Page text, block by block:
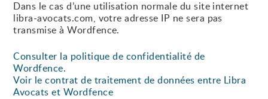
Dans le cas d’une utilisation normale du site internet
libra-avocats.com, votre adresse IP ne sera pas
transmise à Wordfence.
Consulter la politique de confidentialité de
Wordfence.
Voir le contrat de traitement de données entre Libra
Avocats et Wordfence